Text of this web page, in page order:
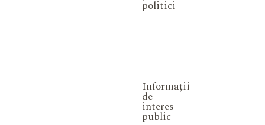
politici
Informații
de
interes
public